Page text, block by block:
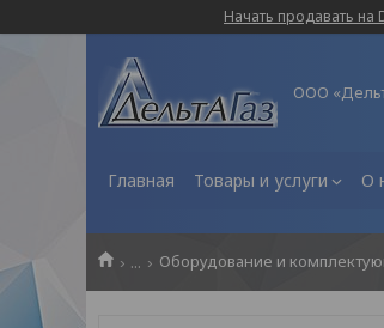
Начать продавать на
ООО
Главная Товары и услуги О
... Оборудование и